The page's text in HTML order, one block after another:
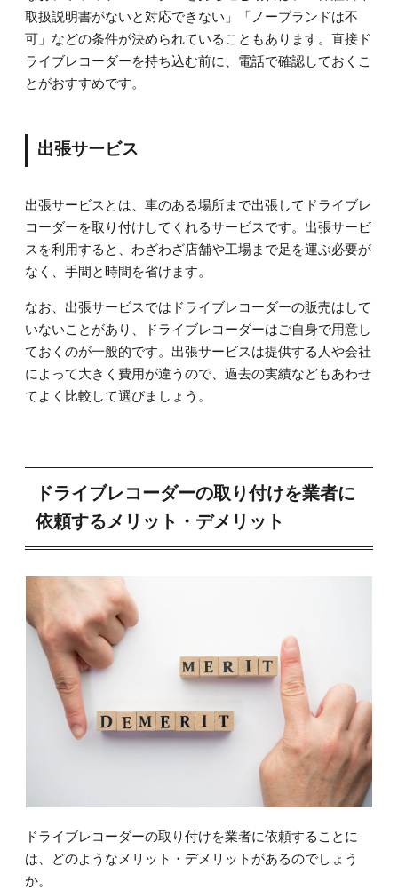
取扱説明書がないと対応できない」「ノーブランドは不
可」などの条件が決められていることもあります。直接ド
ライブレコーダーを持ち込む前に、電話で確認しておくこ
とがおすすめです。
出張サービス
出張サービスとは、車のある場所まで出張してドライブレ
コーダーを取り付けしてくれるサービスです。出張サービ
スを利用すると、わざわざ店舗や工場まで足を運ぶ必要が
なく、手間と時間を省けます。
なお、出張サービスではドライブレコーダーの販売はして
いないことがあり、ドライブレコーダーはご自身で用意し
ておくのが一般的です。出張サービスは提供する人や会社
によって大きく費用が違うので、過去の実績などもあわせ
てよく比較して選びましょう。
ドライブレコーダーの取り付けを業者に
依頼するメリット・デメリット
ドライブレコーダーの取り付けを業者に依頼することに
は、どのようなメリット・デメリットがあるのでしょう
か。